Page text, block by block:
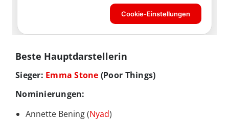
Beste Hauptdarstellerin
Sieger: Emma Stone (Poor Things)
Nominierungen:
Annette Bening (Nyad)